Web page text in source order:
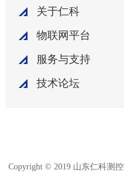
关于仁科
物联网平台
服务与支持
技术论坛
Copyright © 2019 山东仁科测